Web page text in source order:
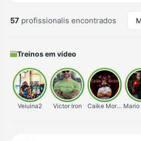
57 profissionalis encontrados
Treinos em vídeo
Veiuina2 Victor Iron Caike MoraesMario